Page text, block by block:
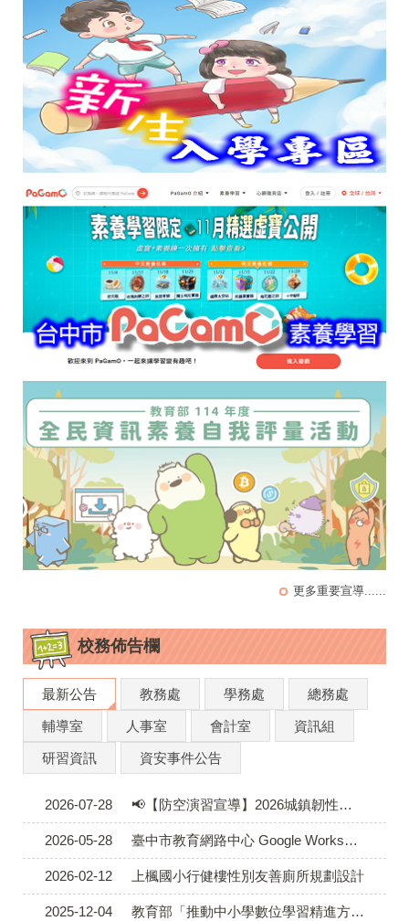
更多重要宣導......
校務佈告欄
最新公告 教務處 學務處 總務處
輔導室 人事室 會計室 資訊組
研習資訊 資安事件公告
2026-07-28 📢【防空演習宣導】2026城鎮韌性（防空）演習注意事項
2026-05-28 臺中市教育網路中心 Google Workspace 學習帳號權益通知範本(轉入新生+轉出畢業生)
2026-02-12 上楓國小行健樓性別友善廁所規劃設計
2025-12-04 教育部「推動中小學數位學習精進方案」更新A3數位素養增能研習講師名單